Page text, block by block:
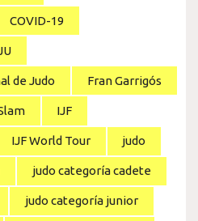
COVID-19
de Judo Fran Garrigós
IJF
IJF World Tour judo
judo categoría cadete
judo categoría junior